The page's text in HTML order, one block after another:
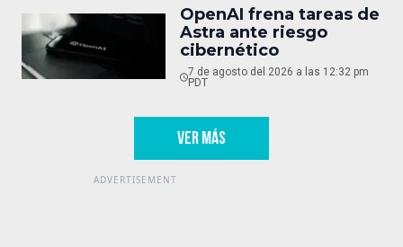
OpenAI frena tareas de
Astra ante riesgo
cibernético
7 de agosto del 2026 a las 12:32 pm
PDT
VER MÁS